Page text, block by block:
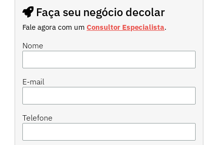
Faça seu negócio decolar
Fale agora com um Consultor Especialista.
Nome
E-mail
Telefone